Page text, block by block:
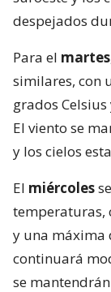
despejados
Para el martes
similares, con
grados
El viento se
y los cielos
El miércoles
temperaturas,
y una máxima
continuará
se